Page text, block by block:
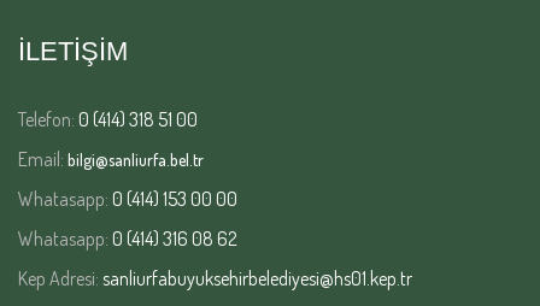
İLETİŞİM
Telefon: 0 (414) 318 51 00
Email: bilgi@sanliurfa.bel.tr
Whatasapp: 0 (414) 153 00 00
Whatasapp: 0 (414) 316 08 62
Kep Adresi: sanliurfabuyuksehirbelediyesi@hs01.kep.tr